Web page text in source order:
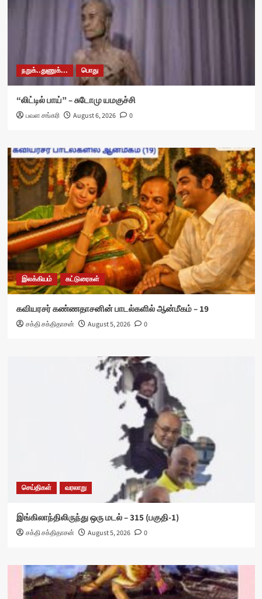
நறுக்..துணுக்... பொது
“லிட்டில் பாய்” – சுடோமு யமகுச்சி
பவள சங்கரி August 6, 2026 0
இலக்கியம் கட்டுரைகள்
கவியரசர் கண்ணதாசனின் பாடல்களில் ஆன்மீகம் – 19
சக்தி சக்திதாசன் August 5, 2026 0
செய்திகள் வரலாறு
இங்கிலாந்திலிருந்து ஒரு மடல் – 315 (பகுதி-1)
சக்தி சக்திதாசன் August 5, 2026 0